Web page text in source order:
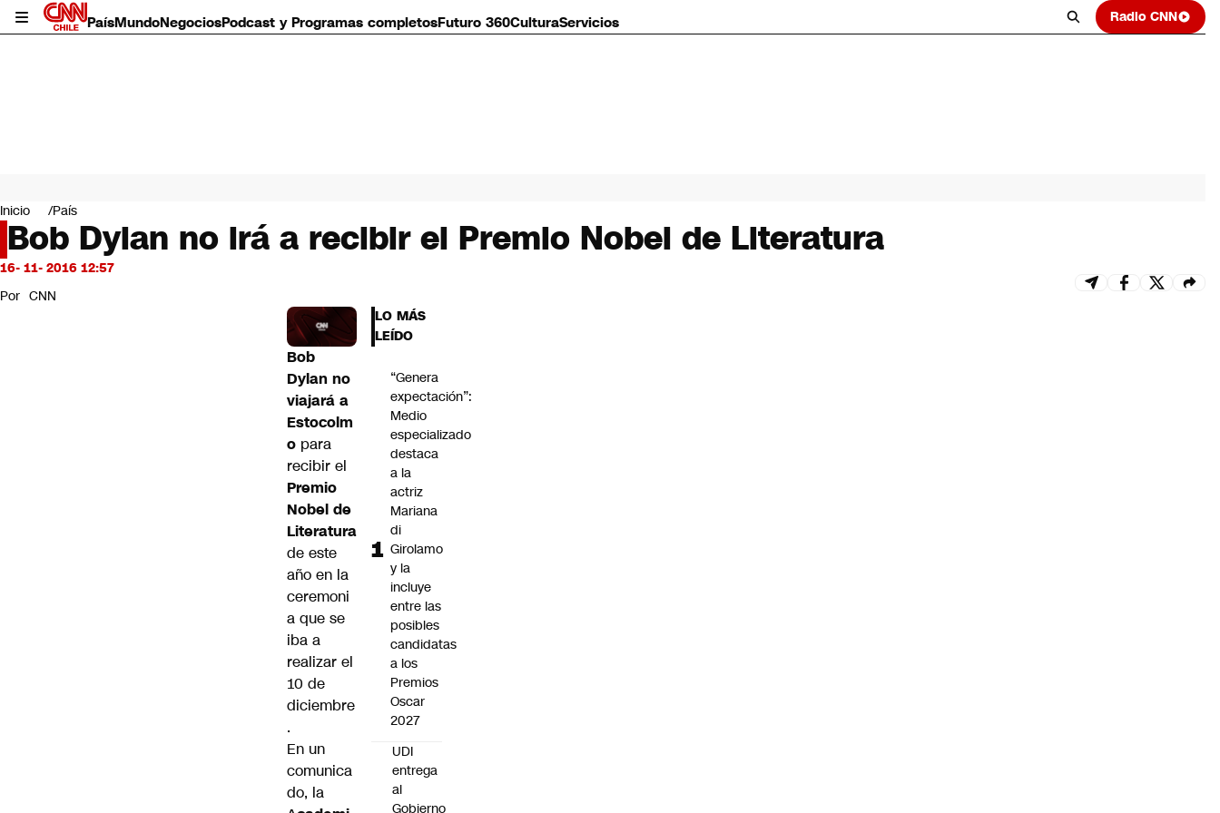
PaísMundoNegociosPodcast y Programas completosFuturo 360CulturaServicios Radio CNN
Mundo
Negocios
Deportes
Programas completos
Servicios
Inicio País
Bob Dylan no irá a recibir el Premio Nobel de Literatura
16- 11- 2016 12:57
Por CNN
Bob
Dylan no
viajará a
Estocolm
o para
recibir el
Premio
Nobel de
Literatura
de este
año en la
ceremoni
a que se
iba a
realizar el
10 de
diciembre
.
En un
comunica
do, la
LO MÁS
LEÍDO
“Genera
expectación”:
Medio
especializado
destaca
a la
actriz
Mariana
di
Girolamo
y la
incluye
entre las
posibles
candidatas
a los
Premios
Oscar
2027
UDI
entrega
al
Gobierno